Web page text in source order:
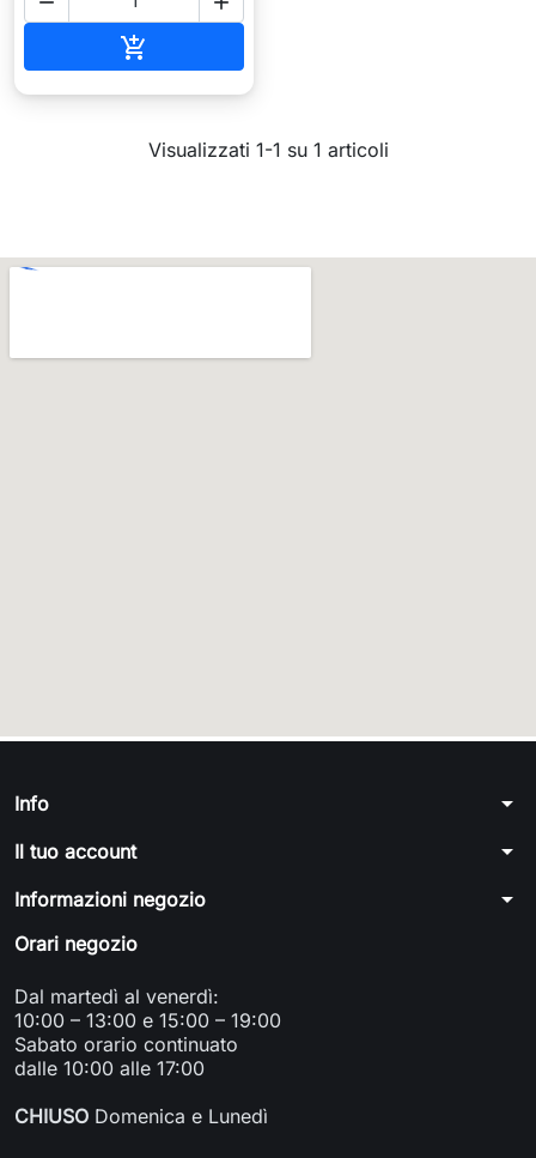

Visualizzati 1-1 su 1 articoli
Info arrow_drop_down
Il tuo account arrow_drop_down
Informazioni negozio arrow_drop_down
Orari negozio
Dal martedì al venerdì:
10:00 – 13:00 e 15:00 – 19:00
Sabato orario continuato
dalle 10:00 alle 17:00
CHIUSO Domenica e Lunedì